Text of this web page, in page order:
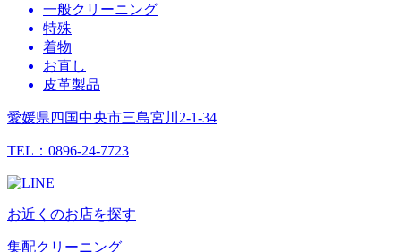
一般クリーニング
特殊
着物
お直し
皮革製品
愛媛県四国中央市三島宮川2-1-34
TEL：0896-24-7723
お近くのお店を探す
集配クリーニング